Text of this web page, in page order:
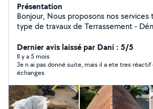
Présentation
Bonjour, Nous proposons nos services tel que : - Tout
type de travaux de Terrassement - Démolition et
Travaux de Rénovation ou entretien de Toiture -
d'assainissement création de puisard Nos prestations
sont au forfait ou journalier pour
N'hésitez pas à nous contacter
d'autre renseignements sur nos
renseignerons avec plaisir Mr Robba
Dernier avis laissé par Dani : 5/5
Il y a 5 mois
Je n ai pas donné suite, mais il a ete tres réactif dans nos
échanges